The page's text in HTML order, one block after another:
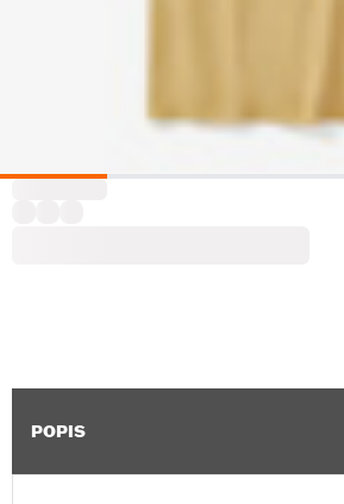
POPIS